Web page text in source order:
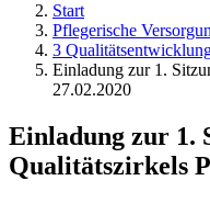
Start
Pflegerische
3
Einladung zur 1.
27.02.2020
Einladung zur 1.
Qualitätszirkels